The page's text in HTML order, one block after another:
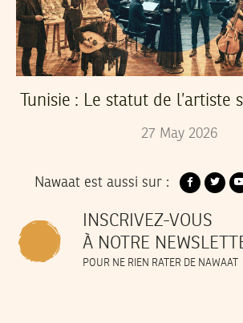
Tunisie : Le statut de l’artiste
27 May 2026
Nawaat est aussi sur :
INSCRIVEZ-VOUS
À NOTRE
POUR NE RIEN RATER DE NAWAAT